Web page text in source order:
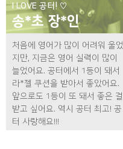
I LOVE 공터! ♡
송*초 장*인
처음에 영어가 많이 어려워 울었
지만, 지금은 영어 실력이 많이
늘었어요. 공터에서 1등이 돼서
라*젤 쿠션을 받아서 좋았어요.
앞으로도 1등이 또 돼서 좋은 걸
받고 싶어요. 역시 공터 최고! 공
터 사랑해요!!!